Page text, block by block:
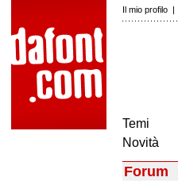
Il mio profilo |
Temi
Novità
Forum